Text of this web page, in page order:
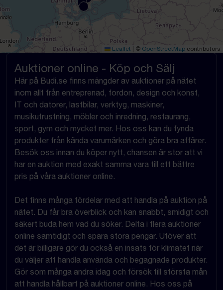
Leaflet | © OpenStreetMap contributors
Auktioner online - Köp och Sälj
Här på Budi.se finns mängder av auktioner på nätet
inom allt från entreprenad, fordon, design och konst,
IT och datorer, lastbilar, verktyg, maskiner,
musikutrustning, möbler och inredning, restaurang,
sport, gym och mycket mer. Hos oss kan du fynda
produkter från kända varumärken och göra bra affärer.
Besök oss innan du köper nytt, chansen är stor att vi
har en auktion med exakt samma vara till ett bättre
pris på våra auktioner online.
Det finns många fördelar med att handla på auktion på
nätet. Du får bra överblick och kan snabbt, smidigt och
säkert buda hem vad du söker. Delta i flera auktioner
online samtidigt och spara stora pengar. Utöver att
det är billigare gör du också en insats för klimatet när
du väljer att handla använda och begagnade produkter.
Gör som många andra idag och försök till största mån
att handla hållbart på auktioner online. Hos oss på